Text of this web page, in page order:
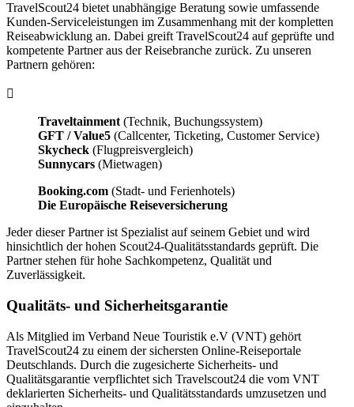
TravelScout24 bietet unabhängige Beratung sowie umfassende
Kunden-Serviceleistungen im Zusammenhang mit der kompletten
Reiseabwicklung an. Dabei greift TravelScout24 auf geprüfte und
kompetente Partner aus der Reisebranche zurück. Zu unseren
Partnern gehören:
Traveltainment (Technik, Buchungssystem)
GFT / Value5 (Callcenter, Ticketing, Customer Service)
Skycheck (Flugpreisvergleich)
Sunnycars (Mietwagen)
Booking.com (Stadt- und Ferienhotels)
Die Europäische Reiseversicherung
Jeder dieser Partner ist Spezialist auf seinem Gebiet und wird
hinsichtlich der hohen Scout24-Qualitätsstandards geprüft. Die
Partner stehen für hohe Sachkompetenz, Qualität und
Zuverlässigkeit.
Qualitäts- und Sicherheitsgarantie
Als Mitglied im Verband Neue Touristik e.V (VNT) gehört
TravelScout24 zu einem der sichersten Online-Reiseportale
Deutschlands. Durch die zugesicherte Sicherheits- und
Qualitätsgarantie verpflichtet sich Travelscout24 die vom VNT
deklarierten Sicherheits- und Qualitätsstandards umzusetzen und